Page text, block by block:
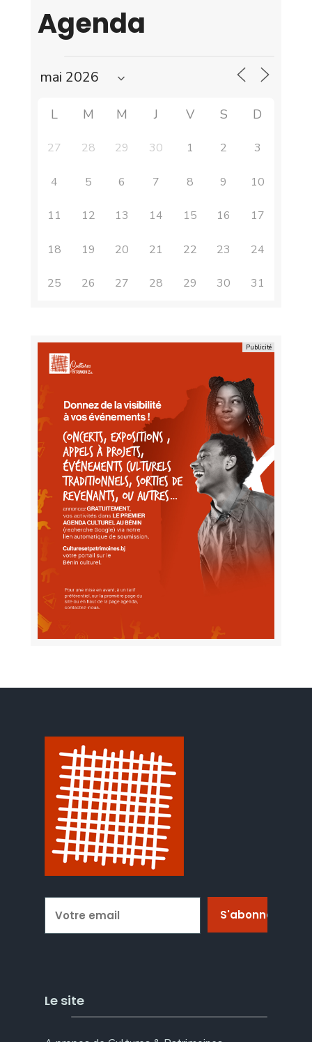
Agenda
L M M J V S D
27 28 29 30 1 2 3
4 5 6 7 8 9 10
11 12 13 14 15 16 17
18 19 20 21 22 23 24
25 26 27 28 29 30 31
Le site